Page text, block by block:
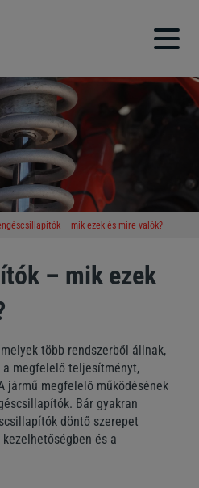
– mik ezek és mire valók?
– mik ezek
több rendszerből állnak,
megfelelő teljesítményt,
jármű megfelelő működésének
Bár gyakran
döntő szerepet
és a